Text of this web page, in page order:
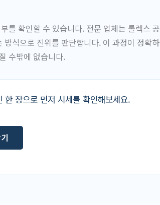
를 확인할 수 있습니다. 전문 업체는 롤렉스 공
식으로 진위를 판단합니다. 이 과정이 정확하
수밖에 없습니다.
장으로 먼저 시세를 확인해보세요.